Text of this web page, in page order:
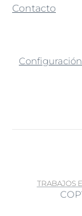
Contacto
TRABAJOS